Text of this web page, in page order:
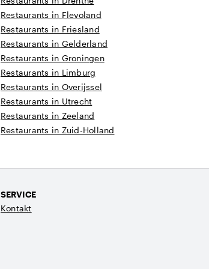
Restaurants in Flevoland
Restaurants in Friesland
Restaurants in Gelderland
Restaurants in Groningen
Restaurants in Limburg
Restaurants in Overijssel
Restaurants in Utrecht
Restaurants in Zeeland
Restaurants in Zuid-Holland
SERVICE
Kontakt